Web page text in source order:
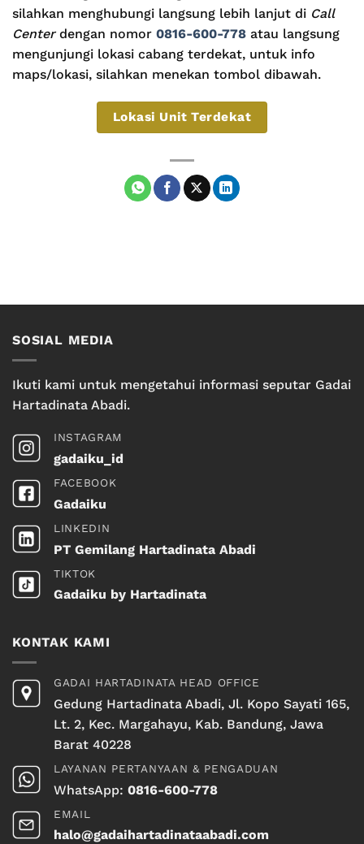
silahkan menghubungi langsung lebih lanjut di Call
Centerdengan nomor 0816-600-778 atau langsung
mengunjungi lokasi cabang terdekat, untuk info
maps/lokasi, silahkan menekan tombol dibawah.
Lokasi Unit Terdekat
SOSIAL MEDIA
Ikuti kami untuk mengetahui informasi seputar Gadai
Hartadinata Abadi.
INSTAGRAM
gadaiku_id
FACEBOOK
Gadaiku
LINKEDIN
PT Gemilang Hartadinata Abadi
TIKTOK
Gadaiku by Hartadinata
KONTAK KAMI
GADAI HARTADINATA HEAD OFFICE
Gedung Hartadinata Abadi, Jl. Kopo Sayati 165,
Lt. 2, Kec. Margahayu, Kab. Bandung, Jawa
Barat 40228
LAYANAN PERTANYAAN & PENGADUAN
WhatsApp: 0816-600-778
EMAIL
halo@gadaihartadinataabadi.com